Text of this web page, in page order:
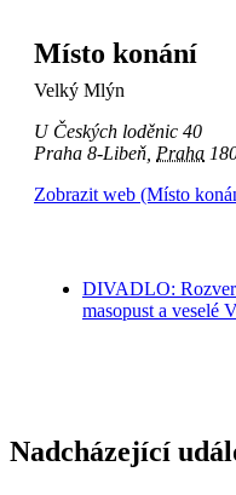
Místo konání
Velký Mlýn
U Českých loděnic 40
Praha 8-Libeň Praha
Zobrazit web (Místo
DIVADLO:
masopust a veselé
Nadcházející